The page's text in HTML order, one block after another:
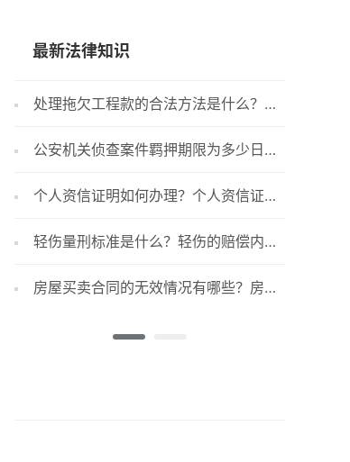
最新法律知识
处理拖欠工程款的合法方法是什么？拖
欠工程款纠纷诉讼多久作出判决？
公安机关侦查案件羁押期限为多少日？
检察机关自侦案件是什么？
个人资信证明如何办理？个人资信证明
办理条件是什么？
轻伤量刑标准是什么？轻伤的赔偿内容
都有什么？
房屋买卖合同的无效情况有哪些？房屋
买卖合同无效后如何赔偿？